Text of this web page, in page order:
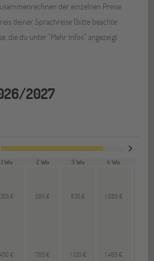
der einzelnen Preise
deiner Sprachreise (bitte beachte
die du unter "Mehr Infos" angezeigt
2027
1 Wo 2 Wo 3 Wo 4 Wo
355 € 595 € 835 € 1.085 €
450 € 785 € 1.120 € 1.465 €